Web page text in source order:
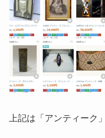
上記は「アンティーク